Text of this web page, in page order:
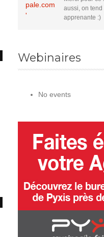
aussi, on
apprenante :)
Webinaires
No events